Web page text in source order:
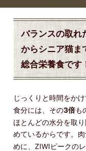
バランスの取れ
からシニア猫ま
総合栄養食です
じっくりと時間をか
食分には、その3倍も
ほとんどの水分を取
めているからです。
めに、ZIWIピークの